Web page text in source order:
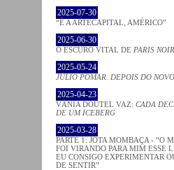
2025-07-30
“É A ARTECAPITAL, AMÉRICO”
2025-06-30
O ESCURO VITAL DE PARIS NOIR
2025-05-24
JÚLIO POMAR. DEPOIS DO
2025-04-23
VÂNIA DOUTEL VAZ: CADA
DE UM ICEBERG
2025-03-28
PARTE 1: JOTA MOMBAÇA - “O
FOI VIRANDO PARA MIM ESSE
EU CONSIGO EXPERIMENTAR
DE SENTIR”